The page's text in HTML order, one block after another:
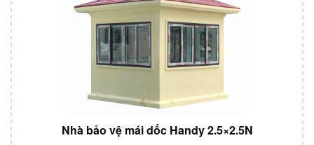
Nhà bảo vệ mái dốc Handy 2.5×2.5N